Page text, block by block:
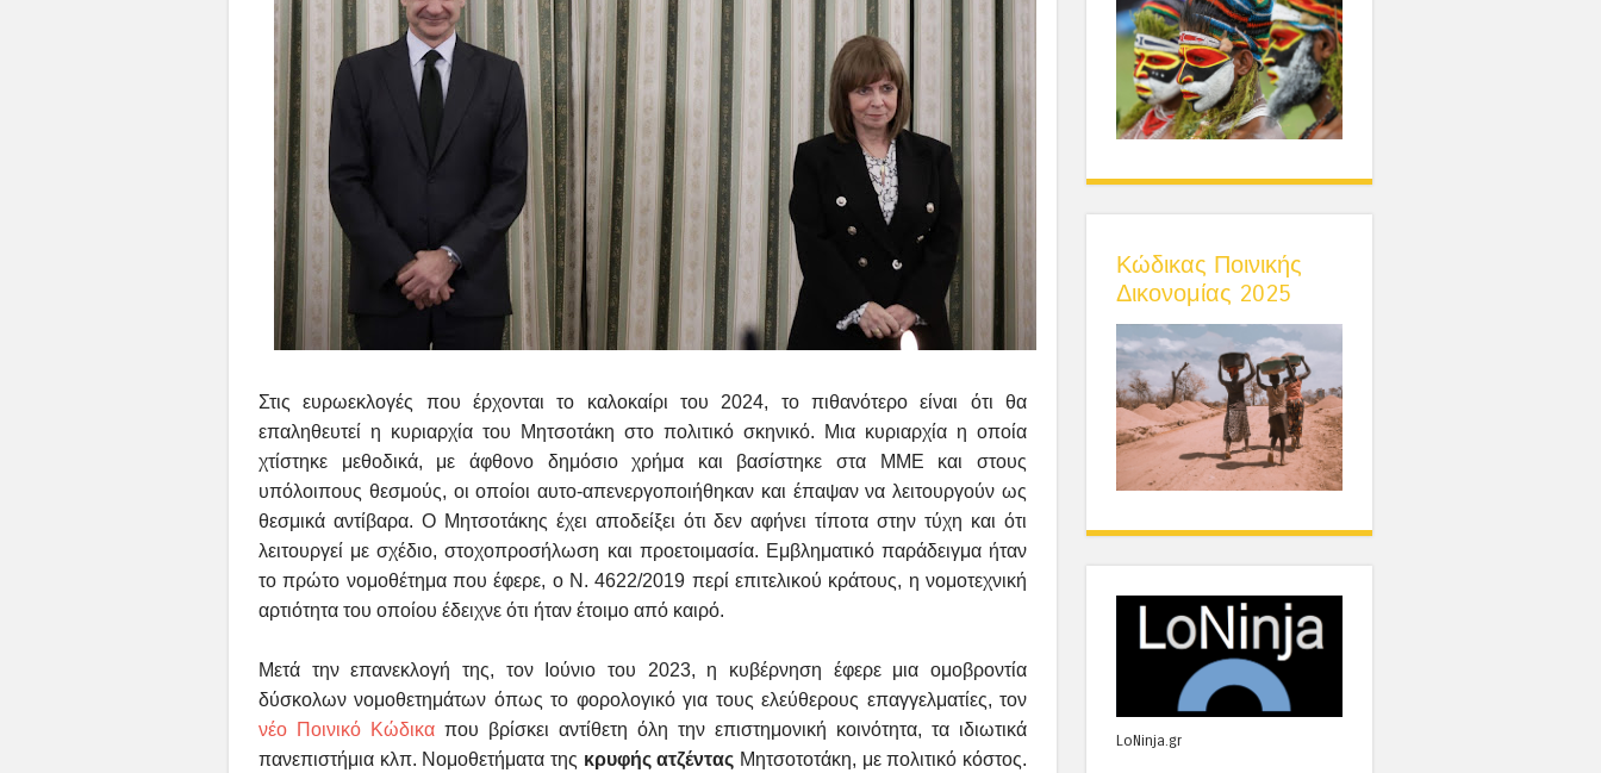
Στις ευρωεκλογές που έρχονται το καλοκαίρι του 2024, το πιθανότερο είναι ότι θα
επαληθευτεί η κυριαρχία του Μητσοτάκη στο πολιτικό σκηνικό. Μια κυριαρχία η οποία
χτίστηκε μεθοδικά, με άφθονο δημόσιο χρήμα και βασίστηκε στα ΜΜΕ και στους
υπόλοιπους θεσμούς, οι οποίοι αυτο-απενεργοποιήθηκαν και έπαψαν να λειτουργούν ως
θεσμικά αντίβαρα. Ο Μητσοτάκης έχει αποδείξει ότι δεν αφήνει τίποτα στην τύχη και ότι
λειτουργεί με σχέδιο, στοχοπροσήλωση και προετοιμασία. Εμβληματικό παράδειγμα ήταν
το πρώτο νομοθέτημα που έφερε, ο Ν. 4622/2019 περί επιτελικού κράτους, η νομοτεχνική
αρτιότητα του οποίου έδειχνε ότι ήταν έτοιμο από καιρό.
Μετά την επανεκλογή της, τον Ιούνιο του 2023, η κυβέρνηση έφερε μια ομοβροντία
δύσκολων νομοθετημάτων όπως το φορολογικό για τους ελεύθερους επαγγελματίες, τον
νέο Ποινικό Κώδικα που βρίσκει αντίθετη όλη την επιστημονική κοινότητα, τα ιδιωτικά
πανεπιστήμια κλπ. Νομοθετήματα της κρυφής ατζέντας Μητσοτοτάκη, με πολιτικό κόστος.
Κώδικας Ποινικής
Δικονομίας 2025
LoNinja.gr